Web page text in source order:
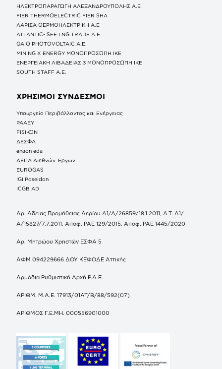
ΗΛΕΚΤΡΟΠΑΡΑΓΩΓΗ ΑΛΕΞΑΝΔΡΟΥΠΟΛΗΣ A.E
FIER THERMOELECTRIC FIER SHA
ΛΑΡΙΣΑ ΘΕΡΜΟΗΛΕΚΤΡΙΚΗ A.E
ATLANTIC- SEE LNG TRADE A.E.
GAIO PHOTOVOLTAIC Α.Ε.
MINING X ENERGY ΜΟΝΟΠΡΟΣΩΠΗ ΙΚΕ
ΕΝΕΡΓΕΙΑΚΗ ΛΙΒΑΔΕΙΑΣ 3 ΜΟΝΟΠΡΟΣΩΠΗ ΙΚΕ
SOUTH STAFF Α.Ε.
ΧΡΗΣΙΜΟΙ ΣΥΝΔΕΣΜΟΙ
Υπουργείο Περιβάλλοντος και Ενέργειας
ΡΑΑΕΥ
FISIKON
ΔΕΣΦΑ
enaon eda
ΔΕΠΑ Διεθνών Έργων
EUROGAS
IGI Poseidon
ICGB AD
Αρ. Άδειας Προμήθειας Αερίου Δ1/Α/26859/18.1.2011, Α.Τ. Δ1/
Α/15827/7.7.2011, Αποφ. ΡΑΕ 129/2015, Αποφ. ΡΑΕ 1445/2020
Αρ. Μητρώου Χρηστών ΕΣΦΑ 5
ΑΦΜ 094229666 ΔΟΥ ΚΕΦΟΔΕ Αττικής
Αρμόδια Ρυθμιστική Αρχή Ρ.Α.Ε.
ΑΡΙΘΜ. Μ.Α.Ε. 17913/01ΑΤ/Β/88/592(07)
ΑΡΙΘΜΟΣ Γ.Ε.ΜΗ. 000556901000